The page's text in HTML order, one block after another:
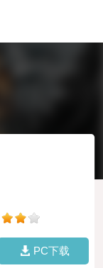
PC下载